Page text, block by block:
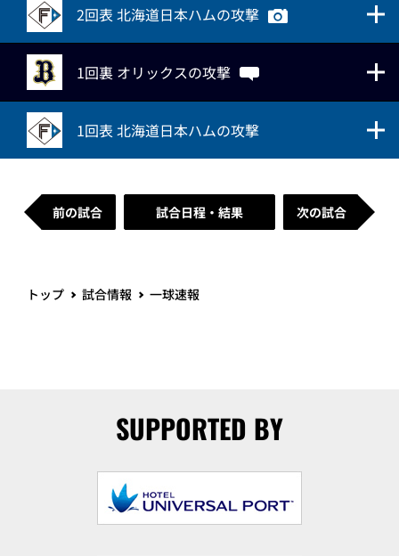
2回表 北海道日本ハムの攻撃
1回裏 オリックスの攻撃
1回表 北海道日本ハムの攻撃
前の試合 試合日程・結果 次の試合
トップ 試合情報 一球速報
SUPPORTED BY